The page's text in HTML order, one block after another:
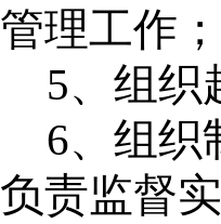
管理工作；
5、组织
6、组织
负责监督